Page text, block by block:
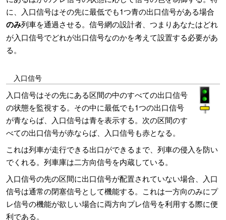
に、入口信号はその先に最低でも1つ青の出口信号がある場合
のみ列車を通過させる。信号網の設計者、つまりあなたはどれ
が入口信号でどれが出口信号なのかを考えて設置する必要があ
る。
入口信号
入口信号はその先にある区間の中のすべての出口信号
の状態を監視する。その中に最低でも1つの出口信号
が青ならば、入口信号は青を表示する。次の区間のす
べての出口信号が赤ならば、入口信号も赤となる。
これは列車が走行できる出口ができるまで、列車の侵入を防い
でくれる。列車庫は二方向信号を内蔵している。
入口信号の先の区間に出口信号が配置されていない場合、入口
信号は通常の閉塞信号として機能する。これは一方向のみにプ
レ信号の機能が欲しい場合に両方向プレ信号を利用する際に便
利である。